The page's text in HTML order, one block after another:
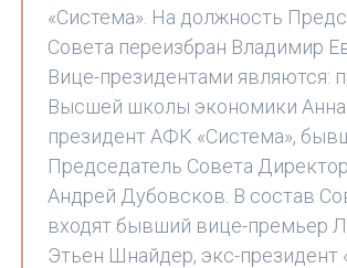
«Система». На должность
Совета переизбран Владимир
Вице-президентами являются:
Высшей школы экономики Анна
президент АФК «Система»,
Председатель Совета
Андрей Дубовсков. В состав
входят бывший вице-премьер
Этьен Шнайдер, экс-президент